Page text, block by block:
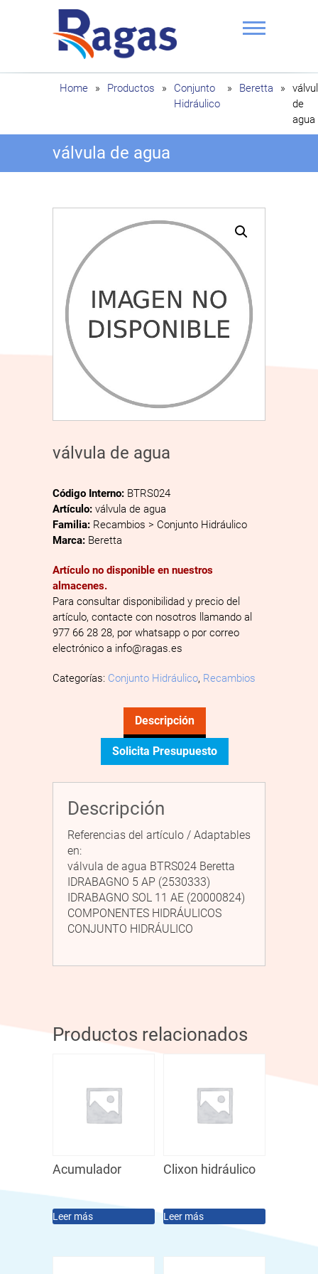
Ragas
Home » Productos »
Conjunto
Hidráulico
» Beretta »
de
agua
válvula de agua
válvula de agua
Código Interno: BTRS024
Artículo: válvula de agua
Familia: Recambios > Conjunto Hidráulico
Marca: Beretta
Artículo no disponible en nuestros
almacenes.
Para consultar disponibilidad y precio del
artículo, contacte con nosotros llamando al
977 66 28 28, por whatsapp o por correo
electrónico a info@ragas.es
Categorías: Conjunto Hidráulico, Recambios
Descripción
Solicita Presupuesto
Descripción
Referencias del artículo / Adaptables
en:
válvula de agua BTRS024 Beretta
IDRABAGNO 5 AP (2530333)
IDRABAGNO SOL 11 AE (20000824)
COMPONENTES HIDRÁULICOS
CONJUNTO HIDRÁULICO
Productos relacionados
Acumulador
Leer más
Clixon hidráulico
Leer más